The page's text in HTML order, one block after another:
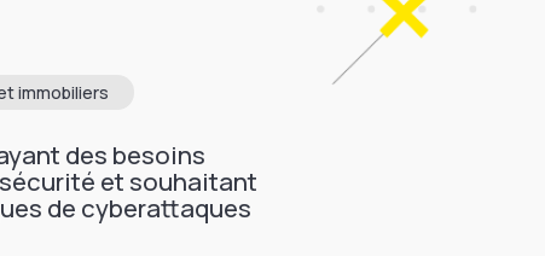
immobiliers
des besoins
et souhaitant
de cyberattaques